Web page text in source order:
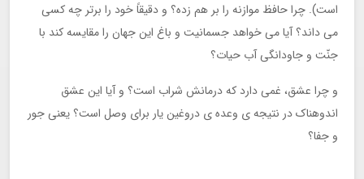
است). چرا حافظ موازنه را بر هم زده؟ و دقیقاً خود را برتر چه کسی
می داند؟ آیا می خواهد جسمانیت و باغ این جهان را مقایسه کند با
جنّت و جاودانگی آب حیات؟
و چرا عشق، غمی دارد که درمانش شراب است؟ و آیا این عشق
اندوهناک در نتیجه ی وعده ی دروغین یار برای وصل است؟ یعنی جور
و جفا؟